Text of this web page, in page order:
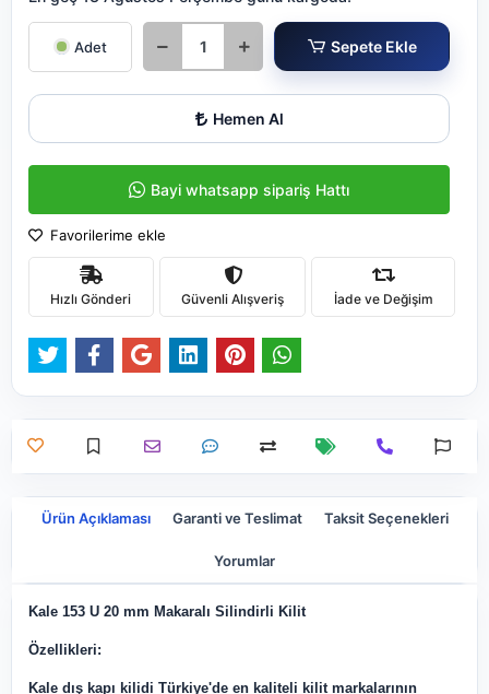
Adet Sepete Ekle
Hemen Al
Bayi whatsapp sipariş Hattı
Favorilerime ekle
Hızlı Gönderi Güvenli Alışveriş İade ve Değişim
Ürün Açıklaması Garanti ve Teslimat Taksit Seçenekleri
Yorumlar
Kale 153 U 20 mm Makaralı Silindirli Kilit
Özellikleri:
Kale dış kapı kilidi Türkiye'de en kaliteli kilit markalarının